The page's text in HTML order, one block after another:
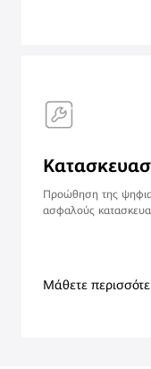
Προώθηση της
ασφαλούς
Μάθετε